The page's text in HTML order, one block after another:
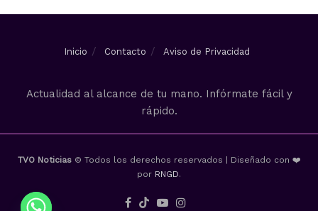
Inicio Contacto Aviso de Privacidad
Actualidad al alcance de tu mano. Infórmate fácil y
rápido.
TVO Noticias © Todos los derechos reservados | Diseñado con ❤️
por RNGD.